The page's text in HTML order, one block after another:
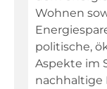
Warenkorb
Kontakt
Wohnen
politische,
Aspekte im
nachhaltige